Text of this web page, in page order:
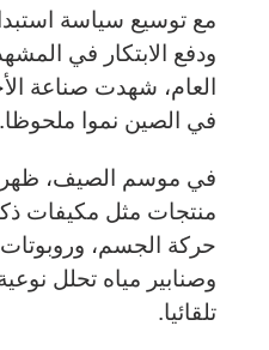
مع توسيع سياسة
ودفع الابتكار في
العام، شهدت صناعة
في الصين نموا ملحوظا.
في موسم الصيف،
منتجات مثل مكيفات
حركة الجسم، وروبوتات
وصنابير مياه تحلل
تلقائيا.